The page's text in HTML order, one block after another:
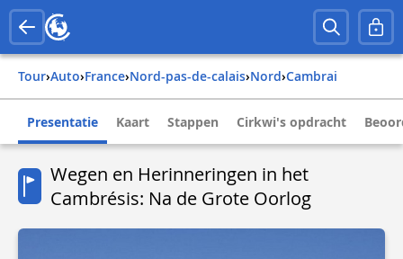
Tour› Auto› france› nord-pas-de-calais› nord› cambrai
Presentatie Kaart Stappen Cirkwi's opdracht
Wegen en Herinneringen in het
Cambrésis: Na de Grote Oorlog